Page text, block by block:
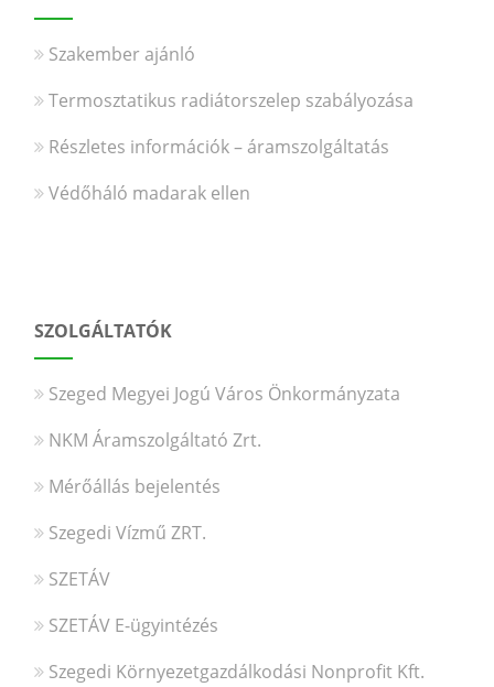
Szakember ajánló
Termosztatikus radiátorszelep szabályozása
Részletes információk – áramszolgáltatás
Védőháló madarak ellen
SZOLGÁLTATÓK
Szeged Megyei Jogú Város Önkormányzata
NKM Áramszolgáltató Zrt.
Mérőállás bejelentés
Szegedi Vízmű ZRT.
SZETÁV
SZETÁV E-ügyintézés
Szegedi Környezetgazdálkodási Nonprofit Kft.